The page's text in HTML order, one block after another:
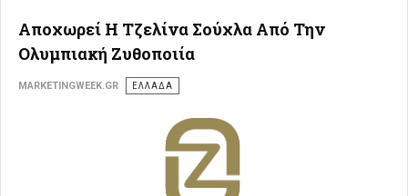
Αποχωρεί Η Τζελίνα Σούχλα Από Την
Ολυμπιακή Ζυθοποιία
MARKETINGWEEK.GR ΕΛΛΑΔΑ